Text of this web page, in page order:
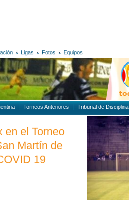
Ligas Fotos Equipos
Torneos Anteriores Tribunal de Disciplina
en el Torneo
Martín de
19